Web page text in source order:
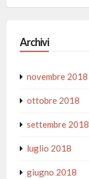
Archivi
novembre 2018
ottobre 2018
settembre 2018
luglio 2018
giugno 2018